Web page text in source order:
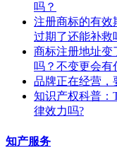
吗？
注册商标的有效
过期了还能补救
商标注册地址变
吗？不变更会有
品牌正在经营，
知识产权科普：
律效力吗?
知产服务